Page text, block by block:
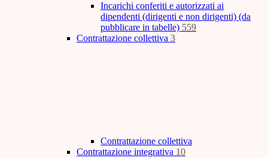
Incarichi conferiti e autorizzati ai
dipendenti (dirigenti e non dirigenti) (da
pubblicare in tabelle) 559
Contrattazione collettiva 3
Contrattazione collettiva
Contrattazione integrativa 10